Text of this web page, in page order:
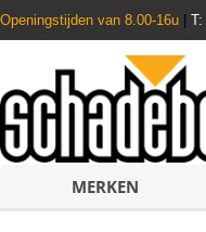
Openingstijden van 8.00-16u T:
MERKEN